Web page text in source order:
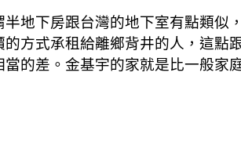
地下房跟台灣的地下室有點類似
方式承租給離鄉背井的人，這點
的差。金基宇的家就是比一般家